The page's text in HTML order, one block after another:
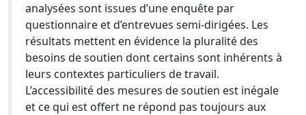
analysées sont issues d’une enquête par
questionnaire et d’entrevues semi-dirigées. Les
résultats mettent en évidence la pluralité des
besoins de soutien dont certains sont inhérents à
leurs contextes particuliers de travail.
L’accessibilité des mesures de soutien est inégale
et ce qui est offert ne répond pas toujours aux